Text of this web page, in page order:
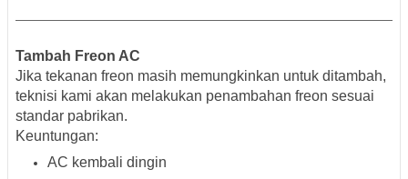
Tambah Freon AC
Jika tekanan freon masih memungkinkan untuk ditambah,
teknisi kami akan melakukan penambahan freon sesuai
standar pabrikan.
Keuntungan:
AC kembali dingin